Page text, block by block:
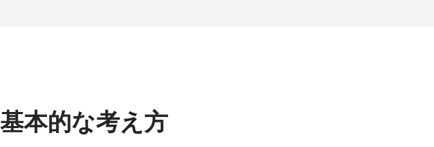
基本的な考え方